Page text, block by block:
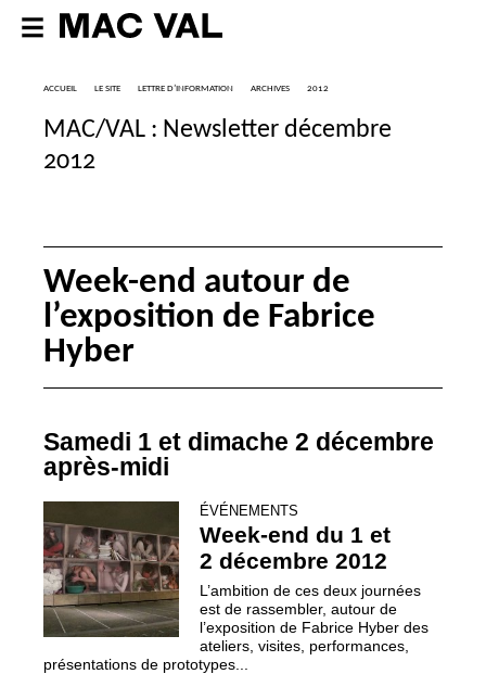
ACCUEIL LE SITE LETTRE D’INFORMATION ARCHIVES 2012
MAC/VAL : Newsletter décembre
2012
Week-end autour de
l’exposition de Fabrice
Hyber
Samedi 1 et dimache 2 décembre
après-midi
ÉVÉNEMENTS
Week-end du 1 et
2 décembre 2012
L’ambition de ces deux journées
est de rassembler, autour de
l’exposition de Fabrice Hyber des
ateliers, visites, performances,
présentations de prototypes...